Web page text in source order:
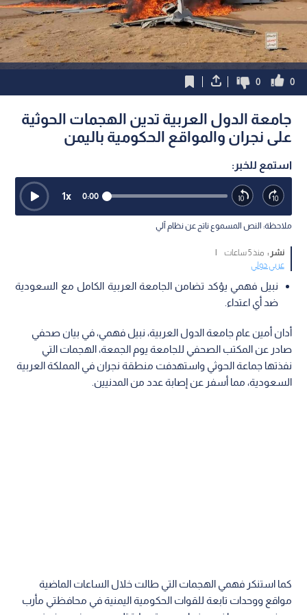
0
0
جامعة الدول العربية تدين الهجمات الحوثية
على نجران والمواقع الحكومية باليمن
استمع للخبر:
0:00
1x
ملاحظة: النص المسموع ناتج عن نظام آلي
نشر : منذ 5 ساعات
|
عربي دولي
نبيل فهمي يؤكد تضامن الجامعة العربية الكامل مع السعودية
ضد أي اعتداء.
أدان أمين عام جامعة الدول العربية، نبيل فهمي، في بيان صحفي
صادر عن المكتب الصحفي للجامعة يوم الجمعة، الهجمات التي
نفذتها جماعة الحوثي واستهدفت منطقة نجران في المملكة العربية
السعودية، مما أسفر عن إصابة عدد من المدنيين.
كما استنكر فهمي الهجمات التي طالت خلال الساعات الماضية
مواقع ووحدات تابعة للقوات الحكومية اليمنية في محافظتي مأرب